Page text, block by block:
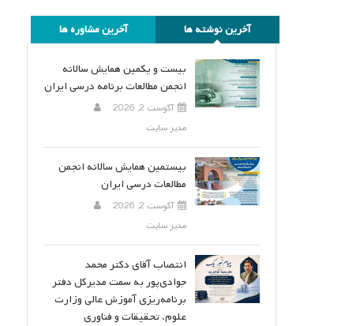
آخرین نوشته ها آخرین مشاوره ها
بیست و یکمین همایش سالانه
انجمن مطالعات برنامه درسی ایران
آگوست 2, 2026
مدیر سایت
بیستمین همایش سالانه انجمن
مطالعات درسی ایران
آگوست 2, 2026
مدیر سایت
انتصاب آقای دکتر محمد
جوادی‌پور به سمت مدیرکل دفتر
برنامه‌ریزی آموزش عالی وزارت
علوم، تحقیقات و فناوری